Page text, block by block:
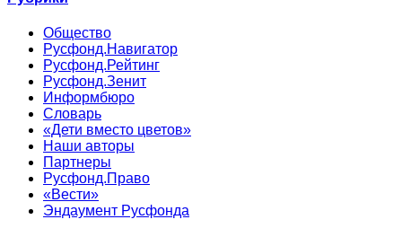
Общество
Русфонд.Навигатор
Русфонд.Рейтинг
Русфонд.Зенит
Информбюро
Словарь
«Дети вместо цветов»
Наши авторы
Партнеры
Русфонд.Право
«Вести»
Эндаумент Русфонда